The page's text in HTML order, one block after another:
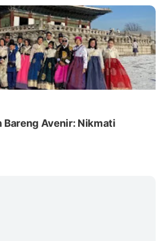
Bareng Avenir: Nikmati